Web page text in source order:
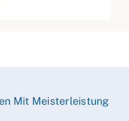
Mit Meisterleistung